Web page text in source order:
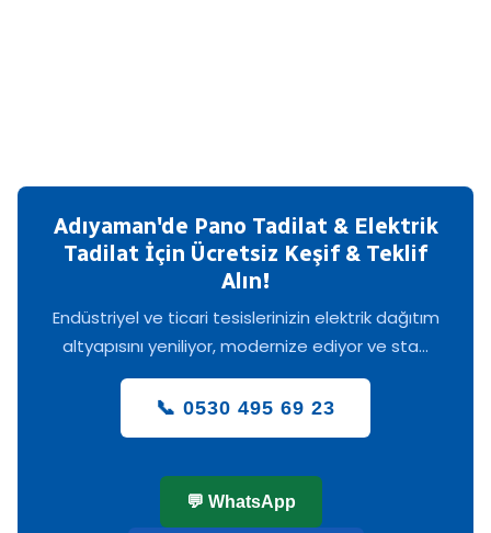
Adıyaman'de Pano Tadilat & Elektrik
Tadilat İçin Ücretsiz Keşif & Teklif
Alın!
Endüstriyel ve ticari tesislerinizin elektrik dağıtım
altyapısını yeniliyor, modernize ediyor ve sta...
📞 0530 495 69 23
💬 WhatsApp